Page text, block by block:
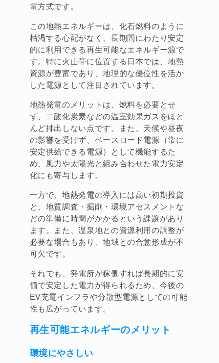
電方式です。
この地熱エネルギーは、化石燃料のように
枯渇する心配がなく、長期間にわたり安定
的に利用できる再生可能なエネルギー源で
す。特に火山帯に位置する日本では、地熱
資源が豊富であり、地理的な優位性を活か
した電源として注目されています。
地熱発電のメリットは、燃料を必要とせ
ず、二酸化炭素などの温室効果ガスをほと
んど排出しない点です。また、天候や昼夜
の影響を受けず、ベースロード電源（常に
安定供給できる電源）として機能するた
め、風力や太陽光と組み合わせた電力安定
化にも寄与します。
一方で、地熱発電の導入には高い初期投資
と、地質調査・掘削・環境アセスメントな
どの準備に時間がかかるという課題があり
ます。また、温泉地との資源利用の調整が
必要な場合もあり、地域との合意形成が不
可欠です。
それでも、発電所が稼働すれば長期的に安
価で安定した電力が得られるため、今後の
EV充電インフラや分散型電源としての可能
性も広がっています。
再生可能エネルギーのメリット
環境にやさしい